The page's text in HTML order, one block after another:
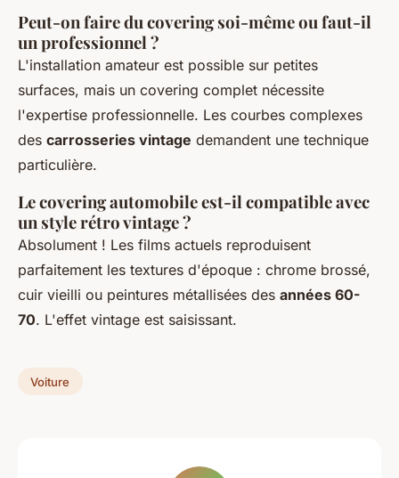
Peut-on faire du covering soi-même ou faut-il
un professionnel ?
L'installation amateur est possible sur petites
surfaces, mais un covering complet nécessite
l'expertise professionnelle. Les courbes complexes
des carrosseries vintage demandent une technique
particulière.
Le covering automobile est-il compatible avec
un style rétro vintage ?
Absolument ! Les films actuels reproduisent
parfaitement les textures d'époque : chrome brossé,
cuir vieilli ou peintures métallisées des années 60-
70. L'effet vintage est saisissant.
Voiture